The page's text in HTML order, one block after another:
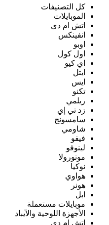
كل التصنيفات
الموبايلات
اتش ام دى
انفينكس
اوبو
اول كول
اي كيو
ايتل
ايس
تكنو
ريلمي
زد تي إي
سامسونج
شاومي
فيفو
لينوفو
موتورولا
نوكيا
هواوي
هونر
ابل
موبايلات مستعملة
الأجهزة اللوحية والآيباد
اتش ام دى